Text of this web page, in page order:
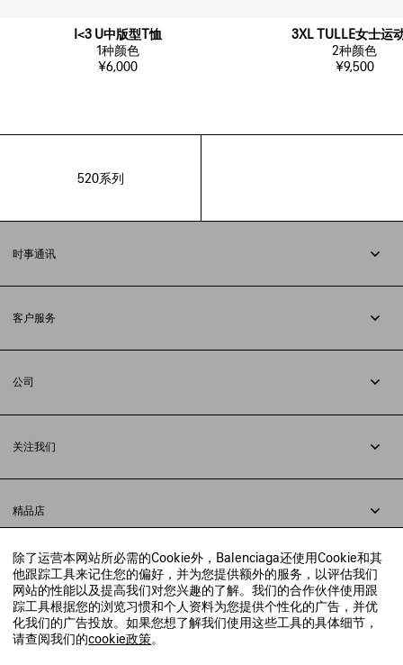
除了运营本网站所必需的Cookie外，Balenciaga还使用Cookie和其
他跟踪工具来记住您的偏好，并为您提供额外的服务，以评估我们
网站的性能以及提高我们对您兴趣的了解。我们的合作伙伴使用跟
踪工具根据您的浏览习惯和个人资料为您提供个性化的广告，并优
化我们的广告投放。如果您想了解我们使用这些工具的具体细节，
请查阅我们的cookie政策。
I<3 U中版型T恤
1种颜色
¥6,000
3XL TULLE女士运
2种颜色
¥9,500
520系列
时事通讯
客户服务
配送方式
支付
常见问题解答
公司
法律问题
联合国世界粮食计划署
举报平台
关注我们
小红书
精品店
寻找附近的精品店
实时聊天客服
发送邮件
我们将在24小时内给予回复
联系我们：400-610-6018
© 2020 巴黎世家贸易（上海）有限公司